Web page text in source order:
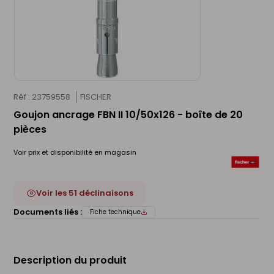
Réf : 23759558 FISCHER
Goujon ancrage FBN II 10/50x126 - boîte de 20
pièces
Voir prix et disponibilité en magasin
Voir les 51 déclinaisons
Documents liés :
Fiche technique
Description du produit